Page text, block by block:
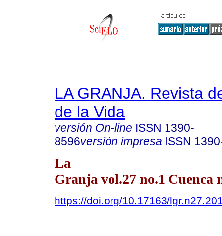
LA GRANJA. Revista
de la Vida
versión On-line ISSN 1390-
8596versión impresa ISSN
La
Granja vol.27 no.1 Cuenca
https://doi.org/10.17163/